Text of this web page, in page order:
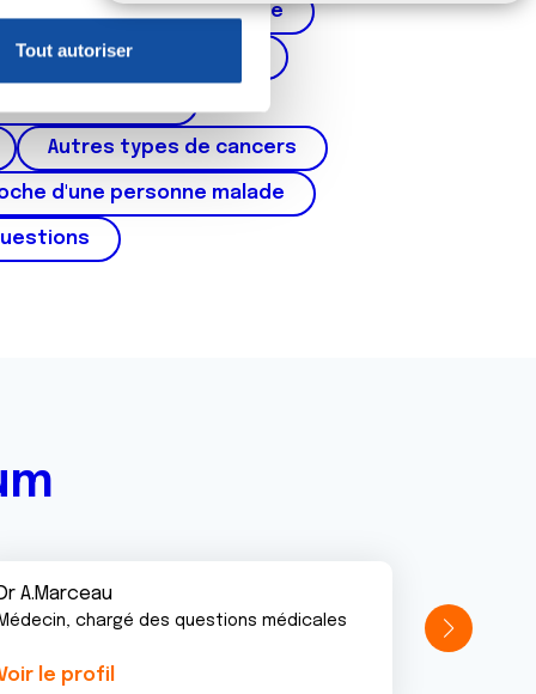
sur les cookies.
informations que
Tout autoriser
Cancer de la prostate
de l'utérus, ovaires)
Autres types de cancers
d'une personne malade
A.Marceau
chargé des questions médicales
le profil